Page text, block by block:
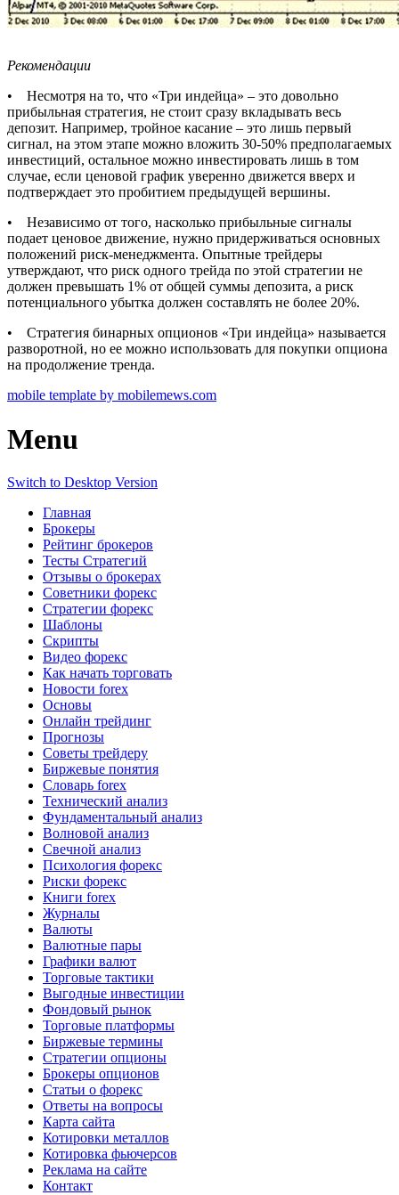
Рекомендации
• Несмотря на то, что «Три индейца» – это довольно
прибыльная стратегия, не стоит сразу вкладывать весь
депозит. Например, тройное касание – это лишь первый
сигнал, на этом этапе можно вложить 30-50% предполагаемых
инвестиций, остальное можно инвестировать лишь в том
случае, если ценовой график уверенно движется вверх и
подтверждает это пробитием предыдущей вершины.
• Независимо от того, насколько прибыльные сигналы
подает ценовое движение, нужно придерживаться основных
положений риск-менеджмента. Опытные трейдеры
утверждают, что риск одного трейда по этой стратегии не
должен превышать 1% от общей суммы депозита, а риск
потенциального убытка должен составлять не более 20%.
• Стратегия бинарных опционов «Три индейца» называется
разворотной, но ее можно использовать для покупки опциона
на продолжение тренда.
mobile template by mobilemews.com
Menu
Switch to Desktop Version
Главная
Брокеры
Рейтинг брокеров
Тесты Стратегий
Отзывы о брокерах
Советники форекс
Стратегии форекс
Шаблоны
Скрипты
Видео форекс
Как начать торговать
Новости forex
Основы
Онлайн трейдинг
Прогнозы
Советы трейдеру
Биржевые понятия
Словарь forex
Технический анализ
Фундаментальный анализ
Волновой анализ
Свечной анализ
Психология форекс
Риски форекс
Книги forex
Журналы
Валюты
Валютные пары
Графики валют
Торговые тактики
Выгодные инвестиции
Фондовый рынок
Торговые платформы
Биржевые термины
Стратегии опционы
Брокеры опционов
Статьи о форекс
Ответы на вопросы
Карта сайта
Котировки металлов
Котировка фьючерсов
Реклама на сайте
Контакт